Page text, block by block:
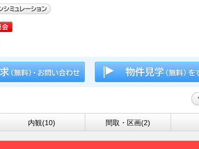
内観(10) 間取・区画(2)